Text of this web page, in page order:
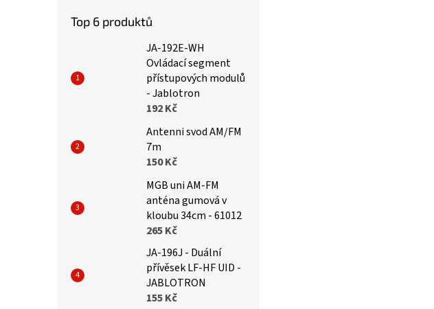
Top 6 produktů
JA-192E-WH
Ovládací segment
přístupových modulů
- Jablotron
192 Kč
Antenni svod AM/FM
7m
150 Kč
MGB uni AM-FM
anténa gumová v
kloubu 34cm - 61012
265 Kč
JA-196J - Duální
přívěsek LF-HF UID -
JABLOTRON
155 Kč